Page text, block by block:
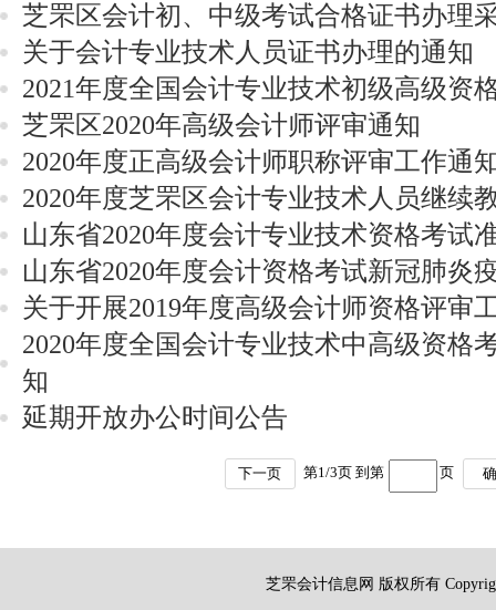
芝罘区会计初、中级考试合格证书办理
关于会计专业技术人员证书办理的通知
2021年度全国会计专业技术初级高级资
芝罘区2020年高级会计师评审通知
2020年度正高级会计师职称评审工作通
2020年度芝罘区会计专业技术人员继续
山东省2020年度会计专业技术资格考试
山东省2020年度会计资格考试新冠肺炎
关于开展2019年度高级会计师资格评审
2020年度全国会计专业技术中高级资格
知
延期开放办公时间公告
下一页 第1/3页 到第 页
芝罘会计信息网 版权所有